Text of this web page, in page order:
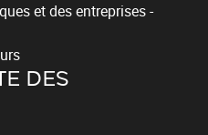
et des entreprises -
DES